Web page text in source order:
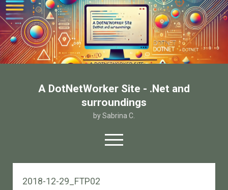
A DotNetWorker Site - .Net and
surroundings
by Sabrina C.
open
menu
twitterfacebook
email-form
2018-12-29_FTP02